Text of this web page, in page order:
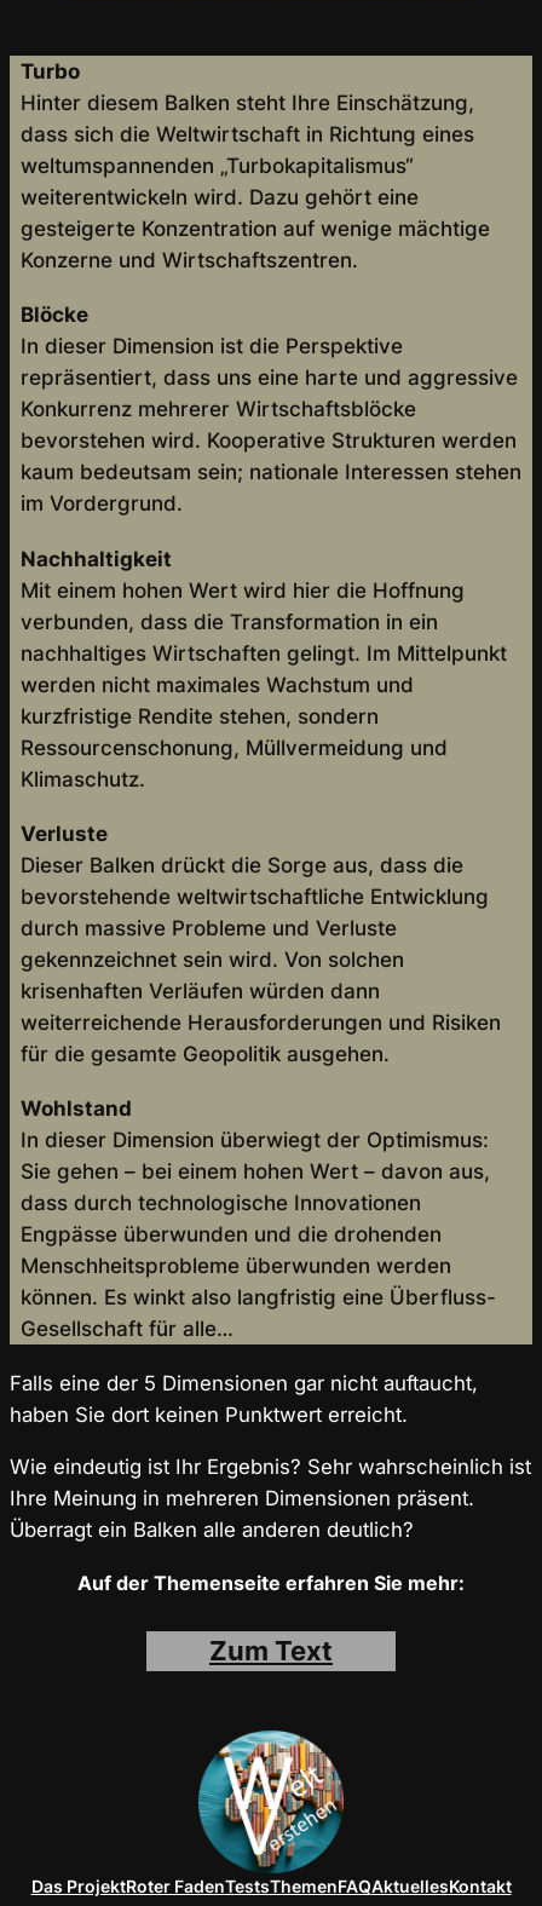
Turbo
Hinter diesem Balken steht Ihre Einschätzung,
dass sich die Weltwirtschaft in Richtung eines
weltumspannenden „Turbokapitalismus“
weiterentwickeln wird. Dazu gehört eine
gesteigerte Konzentration auf wenige mächtige
Konzerne und Wirtschaftszentren.
Blöcke
In dieser Dimension ist die Perspektive
repräsentiert, dass uns eine harte und aggressive
Konkurrenz mehrerer Wirtschaftsblöcke
bevorstehen wird. Kooperative Strukturen werden
kaum bedeutsam sein; nationale Interessen stehen
im Vordergrund.
Nachhaltigkeit
Mit einem hohen Wert wird hier die Hoffnung
verbunden, dass die Transformation in ein
nachhaltiges Wirtschaften gelingt. Im Mittelpunkt
werden nicht maximales Wachstum und
kurzfristige Rendite stehen, sondern
Ressourcenschonung, Müllvermeidung und
Klimaschutz.
Verluste
Dieser Balken drückt die Sorge aus, dass die
bevorstehende weltwirtschaftliche Entwicklung
durch massive Probleme und Verluste
gekennzeichnet sein wird. Von solchen
krisenhaften Verläufen würden dann
weiterreichende Herausforderungen und Risiken
für die gesamte Geopolitik ausgehen.
Wohlstand
In dieser Dimension überwiegt der Optimismus:
Sie gehen – bei einem hohen Wert – davon aus,
dass durch technologische Innovationen
Engpässe überwunden und die drohenden
Menschheitsprobleme überwunden werden
können. Es winkt also langfristig eine Überfluss-
Gesellschaft für alle…
Falls eine der 5 Dimensionen gar nicht auftaucht,
haben Sie dort keinen Punktwert erreicht.
Wie eindeutig ist Ihr Ergebnis? Sehr wahrscheinlich ist
Ihre Meinung in mehreren Dimensionen präsent.
Überragt ein Balken alle anderen deutlich?
Auf der Themenseite erfahren Sie mehr:
Zum Text
Das ProjektRoter FadenTestsThemenFAQAktuellesKontakt